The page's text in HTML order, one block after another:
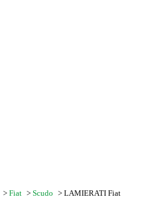
> Fiat > Scudo > LAMIERATI Fiat